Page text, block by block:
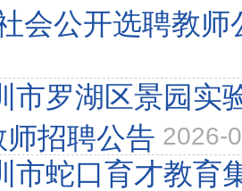
会公开选聘教师
市罗湖区景园实
招聘公告 2026-
市蛇口育才教育